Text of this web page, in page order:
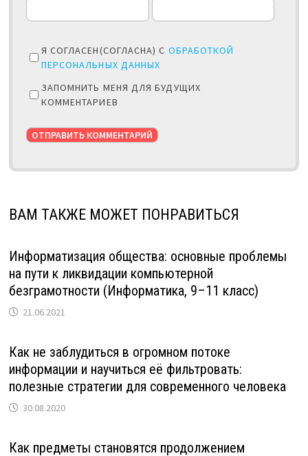
Я СОГЛАСЕН(СОГЛАСНА) С ОБРАБОТКОЙ
ПЕРСОНАЛЬНЫХ ДАННЫХ
ЗАПОМНИТЬ МЕНЯ ДЛЯ БУДУЩИХ
КОММЕНТАРИЕВ
ВАМ ТАКЖЕ МОЖЕТ ПОНРАВИТЬСЯ
Информатизация общества: основные проблемы
на пути к ликвидации компьютерной
безграмотности (Информатика, 9–11 класс)
21.06.2021
Как не заблудиться в огромном потоке
информации и научиться её фильтровать:
полезные стратегии для современного человека
30.08.2020
Как предметы становятся продолжением